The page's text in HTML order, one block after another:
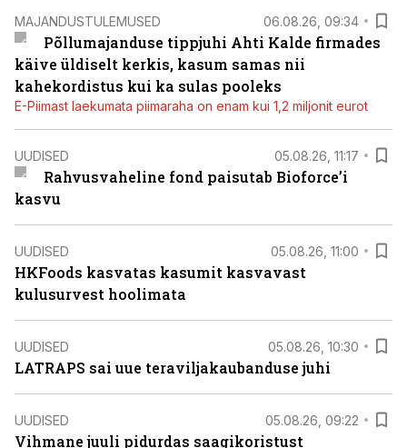
MAJANDUSTULEMUSED 06.08.26, 09:34
Põllumajanduse tippjuhi Ahti Kalde firmades
käive üldiselt kerkis, kasum samas nii
kahekordistus kui ka sulas pooleks
E-Piimast laekumata piimaraha on enam kui 1,2 miljonit eurot
UUDISED 05.08.26, 11:17
Rahvusvaheline fond paisutab Bioforce’i
kasvu
UUDISED 05.08.26, 11:00
HKFoods kasvatas kasumit kasvavast
kulusurvest hoolimata
UUDISED 05.08.26, 10:30
LATRAPS sai uue teraviljakaubanduse juhi
UUDISED 05.08.26, 09:22
Vihmane juuli pidurdas saagikoristust